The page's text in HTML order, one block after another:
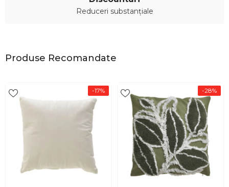
Reduceri substanțiale
Produse Recomandate
-17% -28%